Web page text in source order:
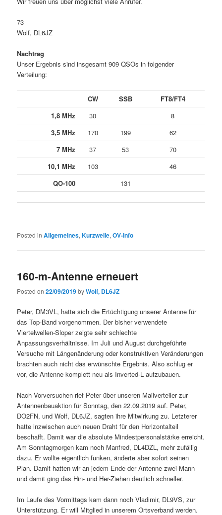
73
Wolf, DL6JZ
Nachtrag
Unser Ergebnis sind insgesamt 909 QSOs in folgender
Verteilung:
CW SSB
FT8/FT4
1,8 MHz
30
8
3,5 MHz
170 199
62
7 MHz
37 53
70
10,1 MHz
103
46
QO-100
131
Posted in Allgemeines,Kurzwelle,OV-Info
160-m-Antenne erneuert
Posted on22/09/2019byWolf, DL6JZ
Peter, DM3VL, hatte sich die Ertüchtigung unserer Antenne für
das Top-Band vorgenommen. Der bisher verwendete
Viertelwellen-Sloper zeigte sehr schlechte
Anpassungsverhältnisse. Im Juli und August durchgeführte
Versuche mit Längenänderung oder konstruktiven Veränderungen
brachten auch nicht das erwünschte Ergebnis. Also schlug er
vor, die Antenne komplett neu als Inverted-L aufzubauen.
Nach Vorversuchen rief Peter über unseren Mailverteiler zur
Antennenbauaktion für Sonntag, den 22.09.2019 auf. Peter,
DO2FN, und Wolf, DL6JZ, sagten ihre Mitwirkung zu. Letzterer
hatte inzwischen auch neuen Draht für den Horizontalteil
beschafft. Damit war die absolute Mindestpersonalstärke erreicht.
Am Sonntagmorgen kam noch Manfred, DL4DZL, mehr zufällig
dazu. Er wollte eigentlich funken, änderte aber sofort seinen
Plan. Damit hatten wir an jedem Ende der Antenne zwei Mann
und damit ging das Hin- und Her-Ziehen deutlich schneller.
Im Laufe des Vormittags kam dann noch Vladimir, DL9VS, zur
Unterstützung. Er will Mitglied in unserem Ortsverband werden.